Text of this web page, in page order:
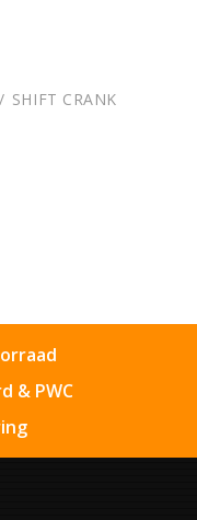
SHIFT CRANK
& PWC